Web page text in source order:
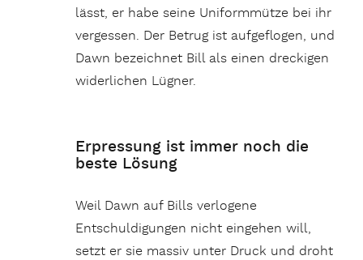
lässt, er habe seine Uniformmütze bei ihr
vergessen. Der Betrug ist aufgeflogen, und
Dawn bezeichnet Bill als einen dreckigen
widerlichen Lügner.
Erpressung ist immer noch die
beste Lösung
Weil Dawn auf Bills verlogene
Entschuldigungen nicht eingehen will,
setzt er sie massiv unter Druck und droht